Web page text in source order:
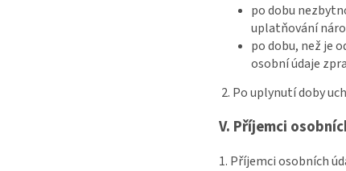
po dobu
uplatňování
po dobu, než je
osobní údaje
2. Po uplynutí doby
V. Příjemci
1. Příjemci osobních